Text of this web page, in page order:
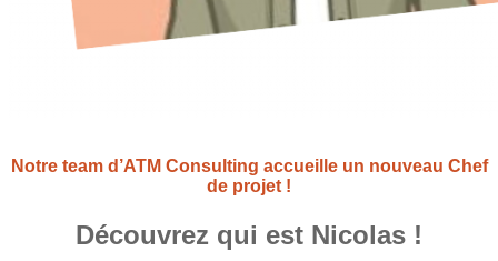
Notre team d’ATM Consulting accueille un nouveau Chef
de projet !
Découvrez qui est Nicolas !